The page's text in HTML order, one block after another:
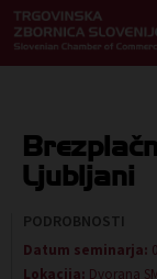
Ljubljani
PODROBNOSTI
Datum seminarja:
Lokacija: Dvorana